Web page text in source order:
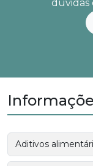
dúvidas
Aditivos